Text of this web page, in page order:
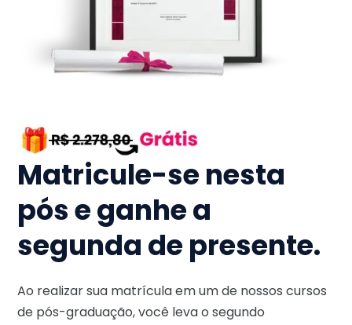
Matricule-se nesta
pós e ganhe a
segunda de presente.
Ao realizar sua matrícula em um de nossos cursos
de pós-graduação, você leva o segundo